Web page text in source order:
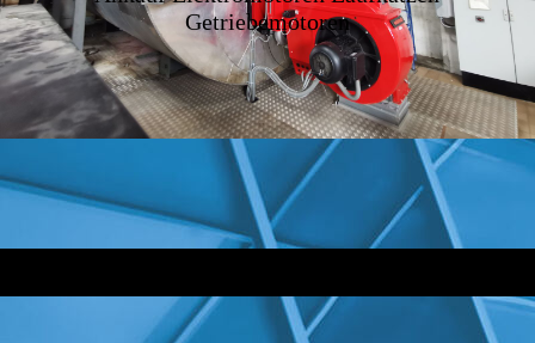
Getriebemotoren